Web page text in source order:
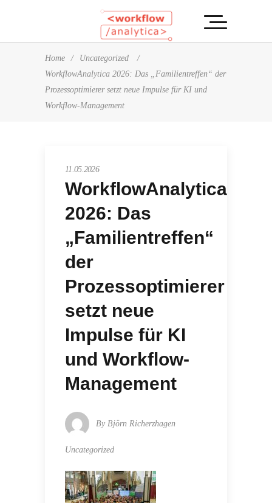
Home / Uncategorized
/
WorkflowAnalytica 2026: Das „Familientreffen“ der
Prozessoptimierer setzt neue Impulse für KI und
Workflow-Management
11.05.2026
WorkflowAnalytica
2026: Das
„Familientreffen“
der
Prozessoptimierer
setzt neue
Impulse für KI
und Workflow-
Management
By Björn Richerzhagen
Uncategorized